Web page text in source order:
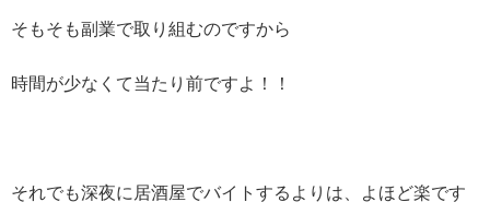
そもそも副業で取り組むのですから
時間が少なくて当たり前ですよ！！
それでも深夜に居酒屋でバイトするよりは、よほど楽です